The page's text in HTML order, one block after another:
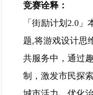
竞赛诠释：
「街励计划2.0
题,将游戏设计思
共服务中，通过
制，激发市民探